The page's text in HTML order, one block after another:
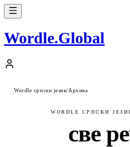
Wordle.Global
Wordle српски језик/Архива
WORDLE СРПСКИ
све